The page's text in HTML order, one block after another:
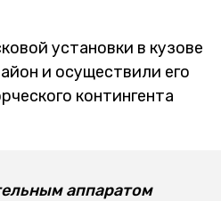
установки в кузове
и осуществили его
контингента
аппаратом